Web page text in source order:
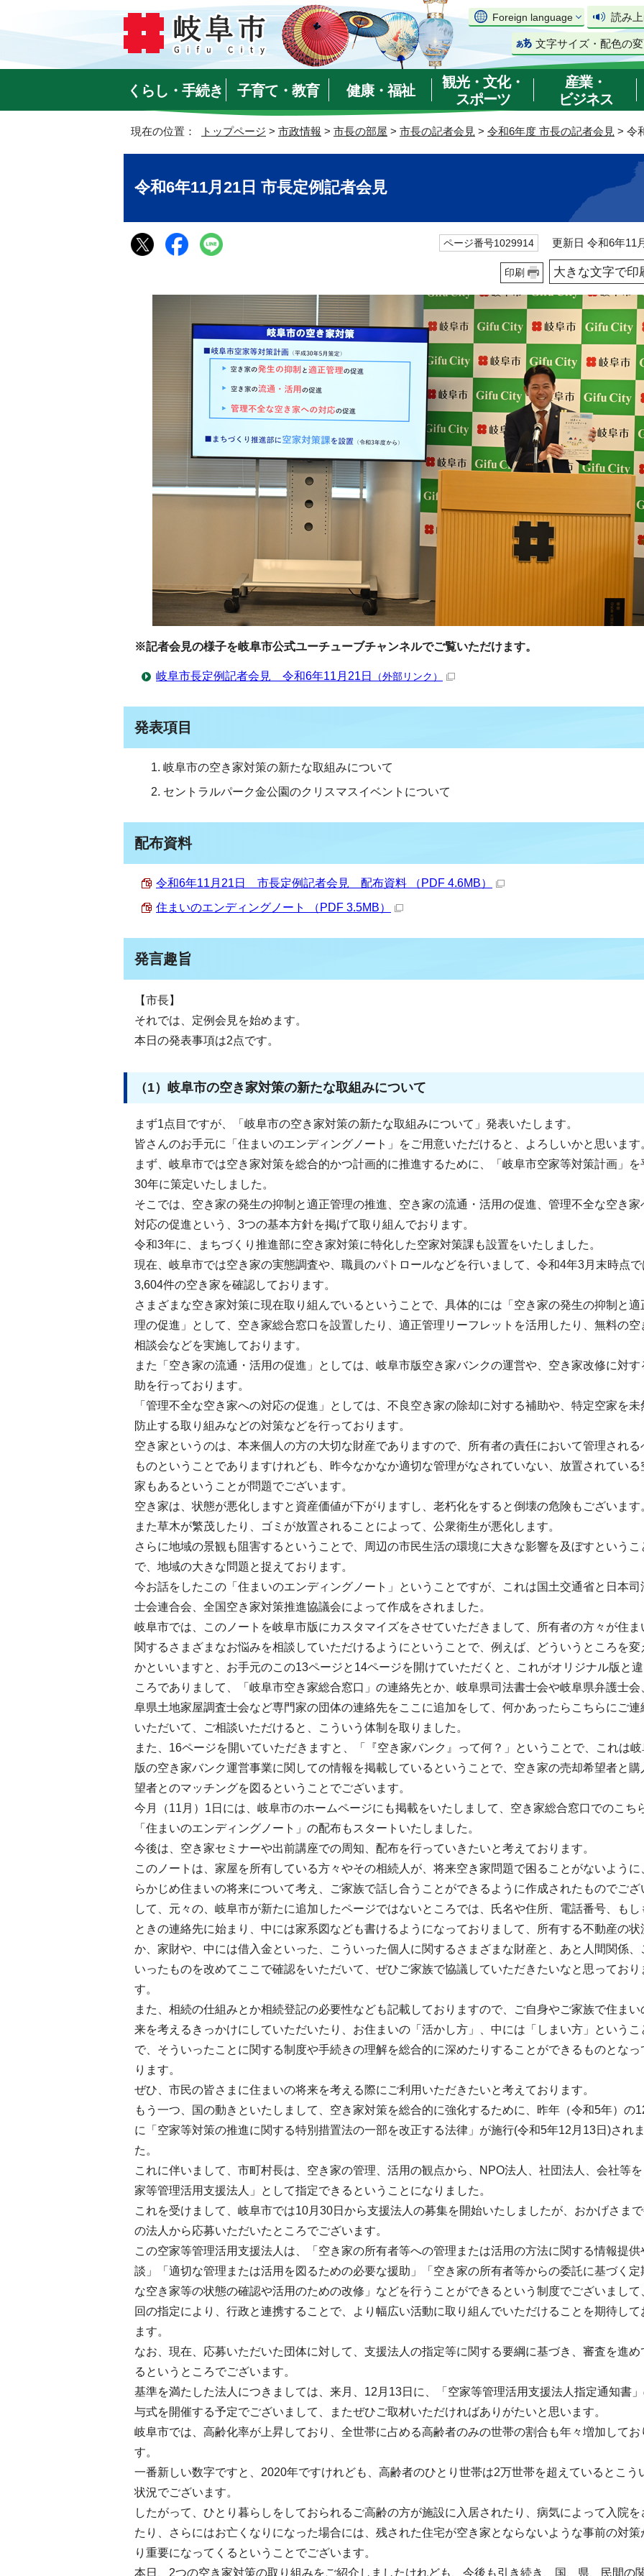
Foreign language 読み
文字サイズ・配色の
くらし・手続き 子育て・教育 健康・福祉
観光・文化・
スポーツ
産業・
ビジネス
現在の位置： トップページ > 市政情報 > 市長の部屋 > 市長の記者会見 > 令和6年度 市長の記者会見 > 令
令和6年11月21日 市長定例記者会見
ページ番号1029914 更新日 令和6年11
印刷 大きな文字で印
※記者会見の様子を岐阜市公式ユーチューブチャンネルでご覧いただけます。
岐阜市長定例記者会見 令和6年11月21日 （外部リンク）
発表項目
岐阜市の空き家対策の新たな取組みについて
セントラルパーク金公園のクリスマスイベントについて
配布資料
令和6年11月21日 市長定例記者会見 配布資料 （PDF 4.6MB）
住まいのエンディングノート （PDF 3.5MB）
発言趣旨
【市長】
それでは、定例会見を始めます。
本日の発表事項は2点です。
（1）岐阜市の空き家対策の新たな取組みについて
まず1点目ですが、「岐阜市の空き家対策の新たな取組みについて」発表いたします。
皆さんのお手元に「住まいのエンディングノート」をご用意いただけると、よろしいかと思います
まず、岐阜市では空き家対策を総合的かつ計画的に推進するために、「岐阜市空家等対策計画」を
30年に策定いたしました。
そこでは、空き家の発生の抑制と適正管理の推進、空き家の流通・活用の促進、管理不全な空き家
対応の促進という、3つの基本方針を掲げて取り組んでおります。
令和3年に、まちづくり推進部に空き家対策に特化した空家対策課も設置をいたしました。
現在、岐阜市では空き家の実態調査や、職員のパトロールなどを行いまして、令和4年3月末時点で
3,604件の空き家を確認しております。
さまざまな空き家対策に現在取り組んでいるということで、具体的には「空き家の発生の抑制と適
理の促進」として、空き家総合窓口を設置したり、適正管理リーフレットを活用したり、無料の空
相談会などを実施しております。
また「空き家の流通・活用の促進」としては、岐阜市版空き家バンクの運営や、空き家改修に対す
助を行っております。
「管理不全な空き家への対応の促進」としては、不良空き家の除却に対する補助や、特定空家を未
防止する取り組みなどの対策などを行っております。
空き家というのは、本来個人の方の大切な財産でありますので、所有者の責任において管理される
ものということでありますけれども、昨今なかなか適切な管理がなされていない、放置されている
家もあるということが問題でございます。
空き家は、状態が悪化しますと資産価値が下がりますし、老朽化をすると倒壊の危険もございます
また草木が繁茂したり、ゴミが放置されることによって、公衆衛生が悪化します。
さらに地域の景観も阻害するということで、周辺の市民生活の環境に大きな影響を及ぼすというこ
で、地域の大きな問題と捉えております。
今お話をしたこの「住まいのエンディングノート」ということですが、これは国土交通省と日本司
士会連合会、全国空き家対策推進協議会によって作成をされました。
岐阜市では、このノートを岐阜市版にカスタマイズをさせていただきまして、所有者の方々が住ま
関するさまざまなお悩みを相談していただけるようにということで、例えば、どういうところを変
かといいますと、お手元のこの13ページと14ページを開けていただくと、これがオリジナル版と違
ころでありまして、「岐阜市空き家総合窓口」の連絡先とか、岐阜県司法書士会や岐阜県弁護士会
阜県土地家屋調査士会など専門家の団体の連絡先をここに追加をして、何かあったらこちらにご連
いただいて、ご相談いただけると、こういう体制を取りました。
また、16ページを開いていただきますと、「『空き家バンク』って何？」ということで、これは
版の空き家バンク運営事業に関しての情報を掲載しているということで、空き家の売却希望者と購
望者とのマッチングを図るということでございます。
今月（11月）1日には、岐阜市のホームページにも掲載をいたしまして、空き家総合窓口でのこち
「住まいのエンディングノート」の配布もスタートいたしました。
今後は、空き家セミナーや出前講座での周知、配布を行っていきたいと考えております。
このノートは、家屋を所有している方々やその相続人が、将来空き家問題で困ることがないように
らかじめ住まいの将来について考え、ご家族で話し合うことができるように作成されたものでござ
して、元々の、岐阜市が新たに追加したページではないところでは、氏名や住所、電話番号、もし
ときの連絡先に始まり、中には家系図なども書けるようになっておりまして、所有する不動産の状
か、家財や、中には借入金といった、こういった個人に関するさまざまな財産と、あと人間関係、
いったものを改めてここで確認をいただいて、ぜひご家族で協議していただきたいなと思っており
す。
また、相続の仕組みとか相続登記の必要性なども記載しておりますので、ご自身やご家族で住まい
来を考えるきっかけにしていただいたり、お住まいの「活かし方」、中には「しまい方」というこ
で、そういったことに関する制度や手続きの理解を総合的に深めたりすることができるものとなっ
ります。
ぜひ、市民の皆さまに住まいの将来を考える際にご利用いただきたいと考えております。
もう一つ、国の動きといたしまして、空き家対策を総合的に強化するために、昨年（令和5年）の
に「空家等対策の推進に関する特別措置法の一部を改正する法律」が施行(令和5年12月13日)され
た。
これに伴いまして、市町村長は、空き家の管理、活用の観点から、NPO法人、社団法人、会社等
家等管理活用支援法人」として指定できるということになりました。
これを受けまして、岐阜市では10月30日から支援法人の募集を開始いたしましたが、おかげさま
の法人から応募いただいたところでございます。
この空家等管理活用支援法人は、「空き家の所有者等への管理または活用の方法に関する情報提供
談」「適切な管理または活用を図るための必要な援助」「空き家の所有者等からの委託に基づく定
な空き家等の状態の確認や活用のための改修」などを行うことができるという制度でございまして
回の指定により、行政と連携することで、より幅広い活動に取り組んでいただけることを期待して
ます。
なお、現在、応募いただいた団体に対して、支援法人の指定等に関する要綱に基づき、審査を進め
るというところでございます。
基準を満たした法人につきましては、来月、12月13日に、「空家等管理活用支援法人指定通知書
与式を開催する予定でございまして、またぜひご取材いただければありがたいと思います。
岐阜市では、高齢化率が上昇しており、全世帯に占める高齢者のみの世帯の割合も年々増加してお
す。
一番新しい数字ですと、2020年ですけれども、高齢者のひとり世帯は2万世帯を超えているとこう
状況でございます。
したがって、ひとり暮らしをしておられるご高齢の方が施設に入居されたり、病気によって入院を
たり、さらにはお亡くなりになった場合には、残された住宅が空き家とならないような事前の対策
り重要になってくるということでございます。
本日、2つの空き家対策の取り組みをご紹介しましたけれども、今後も引き続き、国、県、民間の